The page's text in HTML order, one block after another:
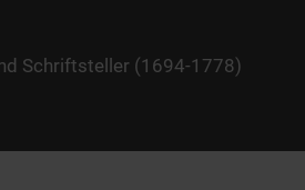
Schriftsteller (1694-1778)